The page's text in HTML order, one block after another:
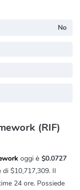
No
(RIF)
oggi è $0.0727
di $10,717,309. Il
24 ore. Possiede